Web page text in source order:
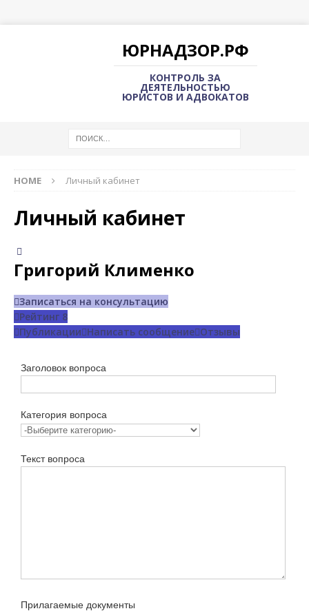
ЮРНАДЗОР.РФ
КОНТРОЛЬ ЗА
ДЕЯТЕЛЬНОСТЬЮ
ЮРИСТОВ И АДВОКАТОВ
HOME Личный кабинет
Личный кабинет
Григорий Клименко
Записаться на консультацию
Рейтинг 8
Публикации Написать сообщение Отзывы
Заголовок вопроса
Категория вопроса
Текст вопроса
Прилагаемые документы